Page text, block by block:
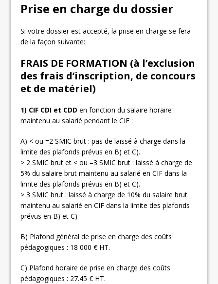
Prise en charge du dossier
Si votre dossier est accepté, la prise en charge se fera
de la façon suivante:
FRAIS DE FORMATION (à l’exclusion
des frais d’inscription, de concours
et de matériel)
1) CIF CDI et CDD en fonction du salaire horaire
maintenu au salarié pendant le CIF :
A) < ou =2 SMIC brut : pas de laissé à charge dans la
limite des plafonds prévus en B) et C).
> 2 SMIC brut et < ou =3 SMIC brut : laissé à charge de
5% du salaire brut maintenu au salarié en CIF dans la
limite des plafonds prévus en B) et C).
> 3 SMIC brut : laissé à charge de 10% du salaire brut
maintenu au salarié en CIF dans la limite des plafonds
prévus en B) et C).
B) Plafond général de prise en charge des coûts
pédagogiques : 18 000 € HT.
C) Plafond horaire de prise en charge des coûts
pédagogiques : 27.45 € HT.